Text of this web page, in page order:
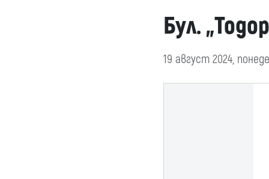
Бул.
19 август 2024,